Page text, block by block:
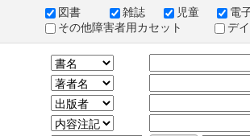
図書 雑誌 児童
電
その他障害者用カセット
デ